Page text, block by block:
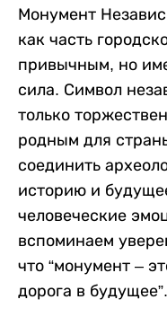
Монумент
как часть
привычным, но
сила. Символ
только
родным для
соединить
историю и
человеческие
вспоминаем
что “монумент –
дорога в будущее”.